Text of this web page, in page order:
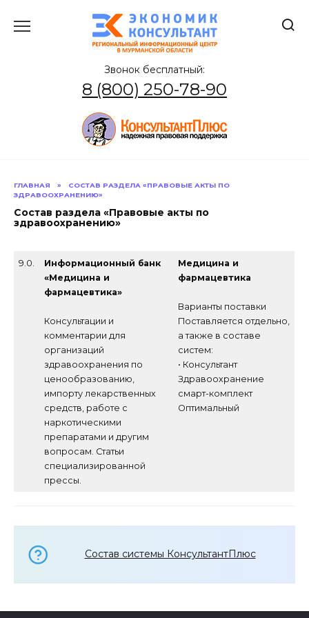
содержанию
Звонок бесплатный:
8 (800) 250-78-90
ГЛАВНАЯ »
СОСТАВ РАЗДЕЛА «ПРАВОВЫЕ АКТЫ ПО
ЗДРАВООХРАНЕНИЮ»
Состав раздела «Правовые акты по
здравоохранению»
9.0.
Информационный банк
«Медицина и
фармацевтика»
Консультации и
комментарии для
организаций
здравоохранения по
ценообразованию,
импорту лекарственных
средств, работе с
наркотическими
препаратами и другим
вопросам. Статьи
специализированной
прессы.
Медицина и
фармацевтика
Варианты поставки
Поставляется отдельно,
а также в составе
систем:
• Консультант
Здравоохранение
смарт-комплект
Оптимальный
Состав системы КонсультантПлюс